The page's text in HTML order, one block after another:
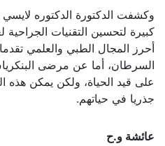
وكشفت الدكتورة الدكتوره
كبيرة لتحسين التقنيات
أحرز المجال الطبي والعلمي
السرطان، أما عن مرضى
على قيد الحياة، ولكن يمكن هذه
جذريا في حياتهم.
عائشة و.ح